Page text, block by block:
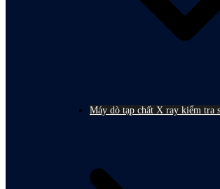
Máy dò tạp chất X ray kiểm tra